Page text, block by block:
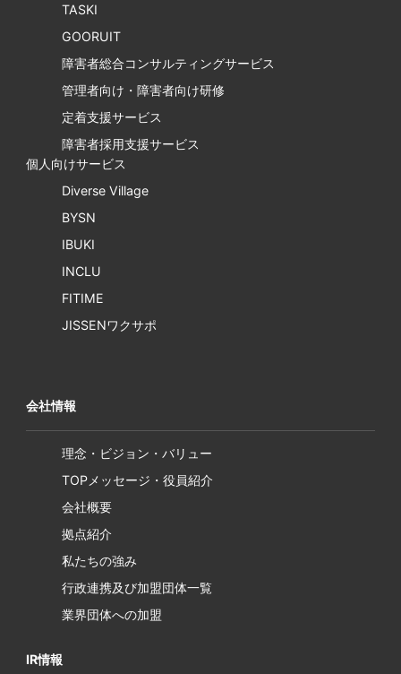
TASKI
GOORUIT
障害者総合コンサルティングサービス
管理者向け・障害者向け研修
定着支援サービス
障害者採用支援サービス
個人向けサービス
Diverse Village
BYSN
IBUKI
INCLU
FITIME
JISSENワクサポ
会社情報
理念・ビジョン・バリュー
TOPメッセージ・役員紹介
会社概要
拠点紹介
私たちの強み
行政連携及び加盟団体一覧
業界団体への加盟
IR情報